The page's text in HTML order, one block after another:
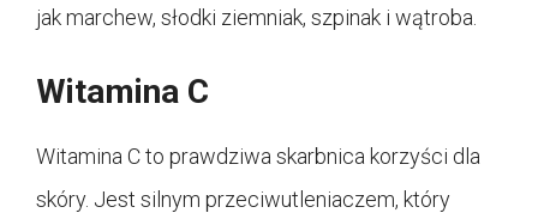
jak marchew, słodki ziemniak, szpinak i wątroba.
Witamina C
Witamina C to prawdziwa skarbnica korzyści dla
skóry. Jest silnym przeciwutleniaczem, który